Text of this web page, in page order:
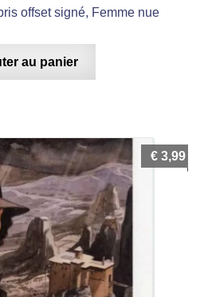
offset signé, Femme nue
au panier
€ 3,99